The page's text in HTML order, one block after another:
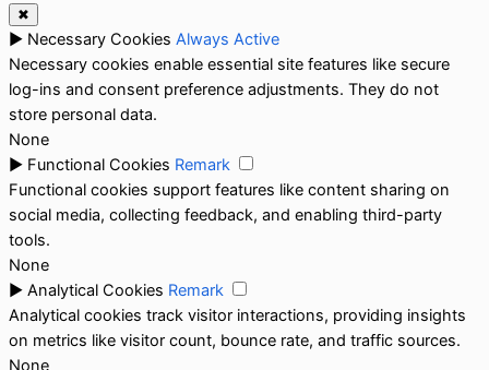
✖
► Necessary Cookies Always Active
Necessary cookies enable essential site features like secure
log-ins and consent preference adjustments. They do not
store personal data.
None
► Functional Cookies Remark
Functional cookies support features like content sharing on
social media, collecting feedback, and enabling third-party
tools.
None
► Analytical Cookies Remark
Analytical cookies track visitor interactions, providing insights
on metrics like visitor count, bounce rate, and traffic sources.
None